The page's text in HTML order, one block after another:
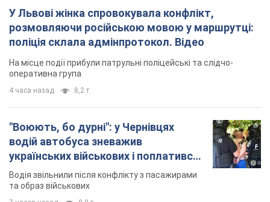
"Воюють, бо дурні": у Чернівцях
водій автобуса зневажив
українських військових і поплатився.
Відео
та образ військових
"Не слідкує за сексуальністю": у
Києві консультант салону краси
образив жінку після хімієтерапії,
розгорівся скандал. Фото
зовнішності жінки, сказавши, що вона носить
"чоловічу стрижку"